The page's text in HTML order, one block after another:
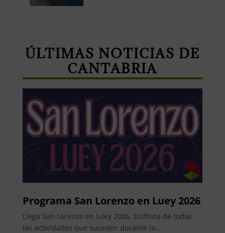
ÚLTIMAS NOTICIAS DE
CANTABRIA
Programa San Lorenzo en Luey 2026
Llega San Lorenzo en Luey 2026. Disfruta de todas
las actividades que suceden durante la...